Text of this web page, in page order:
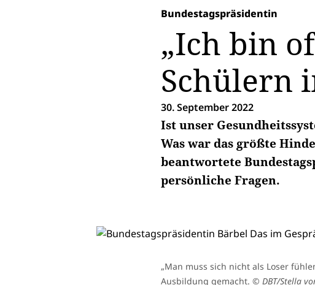
Bundestagspräsidentin
„Ich bin
Schülern
30. September 2022
Ist unser
Was war das größte
beantwortete
persönliche Fragen.
„Man muss sich nicht als Loser
Ausbildung gemacht. © DBT/Stella